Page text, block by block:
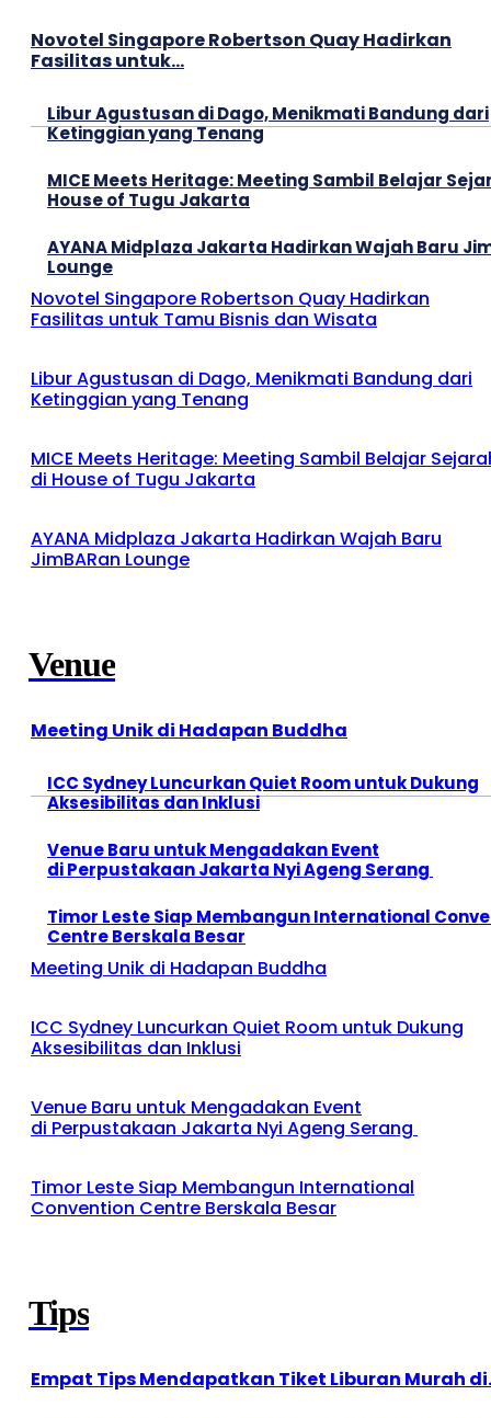
Novotel Singapore Robertson Quay Hadirkan
Fasilitas untuk...
Libur Agustusan di Dago, Menikmati Bandung dari
Ketinggian yang Tenang
MICE Meets Heritage: Meeting Sambil Belajar
House of Tugu Jakarta
AYANA Midplaza Jakarta Hadirkan Wajah Baru
Lounge
Novotel Singapore Robertson Quay Hadirkan
Fasilitas untuk Tamu Bisnis dan Wisata
Libur Agustusan di Dago, Menikmati Bandung dari
Ketinggian yang Tenang
MICE Meets Heritage: Meeting Sambil Belajar
di House of Tugu Jakarta
AYANA Midplaza Jakarta Hadirkan Wajah Baru
JimBARan Lounge
Venue
Meeting Unik di Hadapan Buddha
ICC Sydney Luncurkan Quiet Room untuk Dukung
Aksesibilitas dan Inklusi
Venue Baru untuk Mengadakan Event
di Perpustakaan Jakarta Nyi Ageng Serang
Timor Leste Siap Membangun International
Centre Berskala Besar
Meeting Unik di Hadapan Buddha
ICC Sydney Luncurkan Quiet Room untuk Dukung
Aksesibilitas dan Inklusi
Venue Baru untuk Mengadakan Event
di Perpustakaan Jakarta Nyi Ageng Serang
Timor Leste Siap Membangun International
Convention Centre Berskala Besar
Tips
Empat Tips Mendapatkan Tiket Liburan Murah